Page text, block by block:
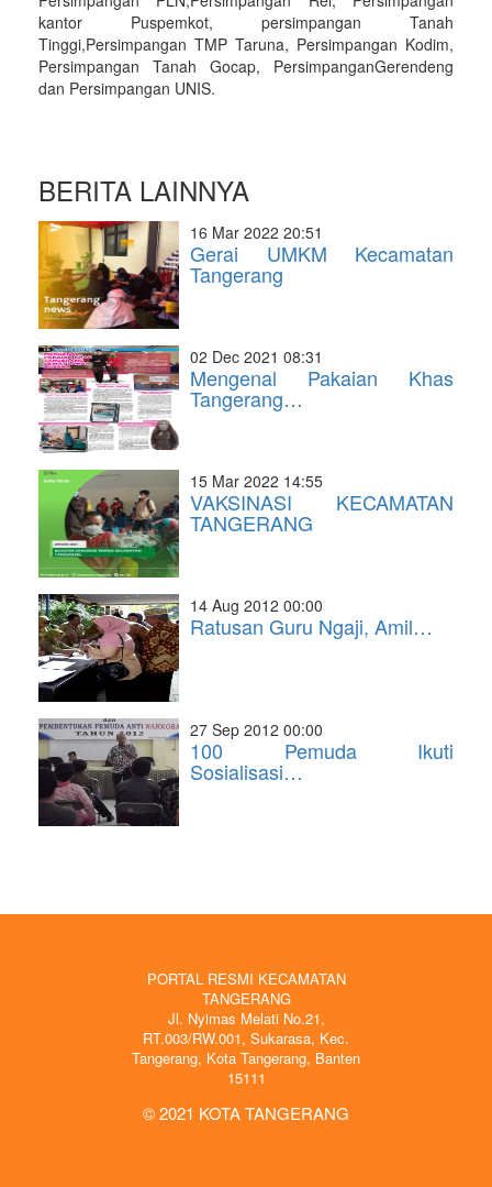
kantor Puspemkot, persimpangan Tanah
Tinggi,Persimpangan TMP Taruna, Persimpangan Kodim,
Persimpangan Tanah Gocap, PersimpanganGerendeng
dan Persimpangan UNIS.
BERITA LAINNYA
16 Mar 2022 20:51
Gerai UMKM Kecamatan
Tangerang
02 Dec 2021 08:31
Mengenal Pakaian Khas
Tangerang…
15 Mar 2022 14:55
VAKSINASI KECAMATAN
TANGERANG
14 Aug 2012 00:00
Ratusan Guru Ngaji, Amil…
27 Sep 2012 00:00
100 Pemuda Ikuti
Sosialisasi…
PORTAL RESMI KECAMATAN
TANGERANG
Jl. Nyimas Melati No.21,
RT.003/RW.001, Sukarasa, Kec.
Tangerang, Kota Tangerang, Banten
15111
© 2021 KOTA TANGERANG